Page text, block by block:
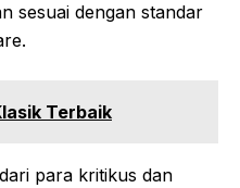
sesuai dengan standar
Terbaik
para kritikus dan